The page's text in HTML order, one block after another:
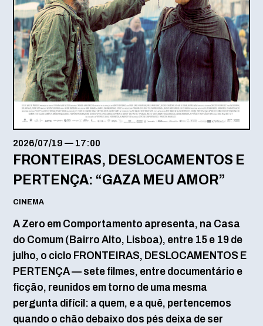
2026/07/19 — 17:00
FRONTEIRAS, DESLOCAMENTOS E
PERTENÇA: “GAZA MEU AMOR”
CINEMA
A Zero em Comportamento apresenta, na Casa
do Comum (Bairro Alto, Lisboa), entre 15 e 19 de
julho, o ciclo FRONTEIRAS, DESLOCAMENTOS E
PERTENÇA — sete filmes, entre documentário e
ficção, reunidos em torno de uma mesma
pergunta difícil: a quem, e a quê, pertencemos
quando o chão debaixo dos pés deixa de ser